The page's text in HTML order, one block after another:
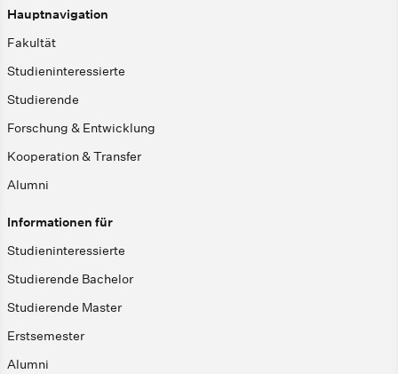
Hauptnavigation
Fakultät
Studieninteressierte
Studierende
Forschung & Entwicklung
Kooperation & Transfer
Alumni
Informationen für
Studieninteressierte
Studierende Bachelor
Studierende Master
Erstsemester
Alumni